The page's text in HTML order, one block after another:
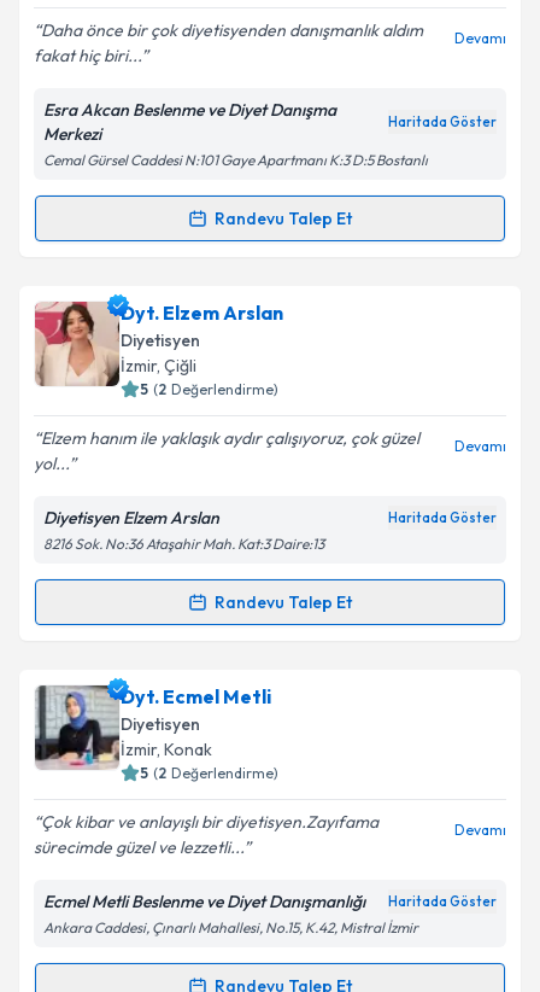
Kişisel verilerimin işlenmesine ilişkin
Aydınlatma
kapsamda işlenmesini kabul ediyorum.
Takvim Talebini Gönder
Daha önce bir çok diyetisyenden danışmanlık aldım
fakat hiç biri...
Devamı
Esra Akcan Beslenme ve Diyet Danışma
Merkezi
Haritada Göster
Cemal Gürsel Caddesi N:101 Gaye Apartmanı K:3 D:5 Bostanlı
Randevu Talep Et
Randevu Takvimi Talebi
Dyt. Esra Akcaniçin randevu takvimi talebi oluşturun.
Size bu uzmandan randevu almanız için bir takvim
hazırlandığında e-posta ile bilgilendireceğiz.
Kişisel verilerimin işlenmesine ilişkin
Aydınlatma
Metni'ni okudum ve kişisel verilerimin belirtilen
kapsamda işlenmesini kabul ediyorum.
Dyt. Elzem Arslan
Diyetisyen
İzmir, Çiğli
5 (2 Değerlendirme)
Elzem hanım ile yaklaşık aydır çalışıyoruz, çok güzel
yol...
Devamı
Diyetisyen Elzem Arslan Haritada Göster
8216 Sok. No:36 Ataşahir Mah. Kat:3 Daire:13
Randevu Talep Et
Randevu Takvimi Talebi
Dyt. Elzem Arslaniçin randevu takvimi talebi
oluşturun. Size bu uzmandan randevu almanız için bir
takvim hazırlandığında e-posta ile bilgilendireceğiz.
Kişisel verilerimin işlenmesine ilişkin
Aydınlatma
Metni'ni okudum ve kişisel verilerimin belirtilen
kapsamda işlenmesini kabul ediyorum.
Dyt. Ecmel Metli
Diyetisyen
İzmir, Konak
5 (2 Değerlendirme)
Çok kibar ve anlayışlı bir diyetisyen.Zayıfama
sürecimde güzel ve lezzetli...
Devamı
Ecmel Metli Beslenme ve Diyet Danışmanlığı Haritada Göster
Ankara Caddesi, Çınarlı Mahallesi, No.15, K.42, Mistral İzmir
Randevu Talep Et